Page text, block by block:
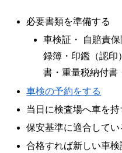
必要書類を準備する
車検証・ 自賠責
録簿・印鑑（認印
書・重量税納付書
車検の予約をする
当日に検査場へ車を持
保安基準に適合して
合格すれば新しい車